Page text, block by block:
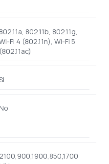
802.11a, 802.11b, 802.11g,
Fi 4 (802.11n), Wi-Fi 5
(802.11ac)
No
2100,900,1900,850,1700